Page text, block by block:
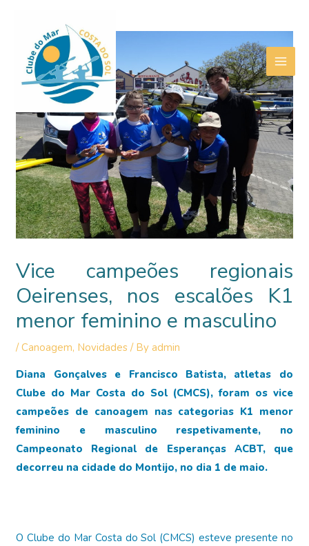
content
Vice campeões regionais
Oeirenses, nos escalões K1
menor feminino e masculino
/Canoagem, Novidades / Byadmin
Diana Gonçalves e Francisco Batista, atletas do
Clube do Mar Costa do Sol (CMCS), foram os vice
campeões de canoagem nas categorias K1 menor
feminino e masculino respetivamente, no
Campeonato Regional de Esperanças ACBT, que
decorreu na cidade do Montijo, no dia 1 de maio.
O Clube do Mar Costa do Sol (CMCS) esteve presente no